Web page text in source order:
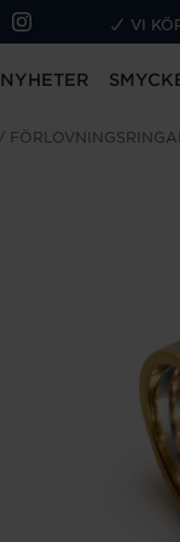
VI
NYHETER